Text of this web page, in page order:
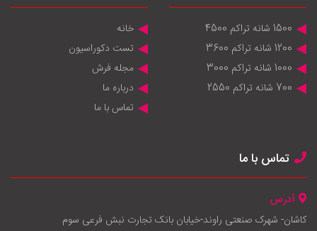
1500 شانه تراکم 4500
1200 شانه تراکم 3600
1000 شانه تراکم 3000
700 شانه تراکم 2550
خانه
تست دکوراسیون
مجله فرش
درباره ما
تماس با ما
تماس با ما
آدرس
کاشان- شهرک صنعتی راوند-خیابان بانک تجارت نبش فرعی سوم